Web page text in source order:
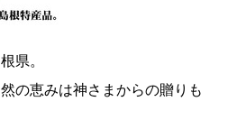
県。
の恵みは神さまからの贈りも